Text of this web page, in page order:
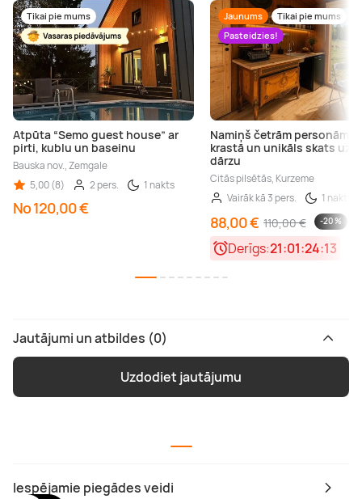
Iespējamie piegādes veidi
Tikai pie mums
Atpūta “Semo guest house” ar
pirti, kublu un baseinu
Bauska nov., Zemgale
5,00 (8)
2 pers. 1 nakts
No 120,00 €
Jaunums
Tikai pie mums
Pasteidzies!
Namiņš četrām personām
krastā un unikāls skats uz
dārzu
Citās pilsētās, Kurzeme
Vairāk kā 3 pers.
1 nakts
88,00 € 110,00 € -20 %
Derīgs:21:01:24:13
Jautājumi un atbildes (0)
Uzdodiet jautājumu